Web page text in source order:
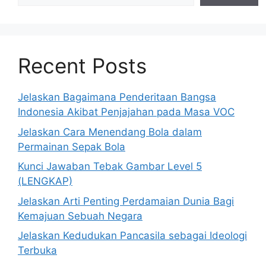
Recent Posts
Jelaskan Bagaimana Penderitaan Bangsa
Indonesia Akibat Penjajahan pada Masa VOC
Jelaskan Cara Menendang Bola dalam
Permainan Sepak Bola
Kunci Jawaban Tebak Gambar Level 5
(LENGKAP)
Jelaskan Arti Penting Perdamaian Dunia Bagi
Kemajuan Sebuah Negara
Jelaskan Kedudukan Pancasila sebagai Ideologi
Terbuka